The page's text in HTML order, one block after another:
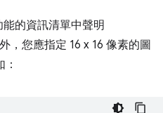
的資訊清單中聲明
，您應指定 16 x 16 像素的圖